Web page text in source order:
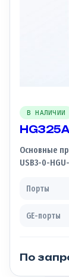
В НАЛИЧИИ
Основные
USB3-0-
Порты
GE-порты
По